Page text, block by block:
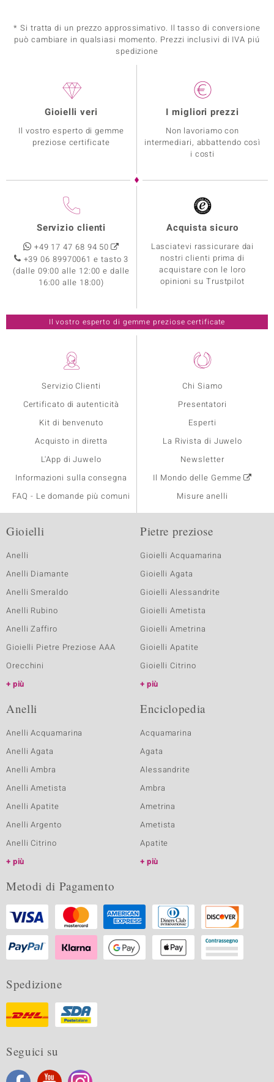
* Si tratta di un prezzo approssimativo. Il tasso di conversione
può cambiare in qualsiasi momento. Prezzi inclusivi di IVA piú
spedizione
Servizio Clienti
Certificato di autenticità
Kit di benvenuto
Acquisto in diretta
L'App di Juwelo
Informazioni sulla consegna
FAQ - Le domande più comuni
Chi Siamo
Presentatori
Esperti
La Rivista di Juwelo
Newsletter
Il Mondo delle Gemme
Misure anelli
Gioielli veri
Il vostro esperto di gemme
preziose certificate
I migliori prezzi
Non lavoriamo con
intermediari, abbattendo così
i costi
Servizio clienti
+49 17 47 68 94 50
+39 06 89970061 e tasto 3
(dalle 09:00 alle 12:00 e dalle
16:00 alle 18:00)
Acquista sicuro
Lasciatevi rassicurare dai
nostri clienti prima di
acquistare con le loro
opinioni su Trustpilot
Il vostro esperto di gemme preziose certificate
Gioielli
Anelli
Anelli Diamante
Anelli Smeraldo
Anelli Rubino
Anelli Zaffiro
Gioielli Pietre Preziose AAA
Orecchini
più
Pietre preziose
Gioielli Acquamarina
Gioielli Agata
Gioielli Alessandrite
Gioielli Ametista
Gioielli Ametrina
Gioielli Apatite
Gioielli Citrino
più
Anelli
Anelli Acquamarina
Anelli Agata
Anelli Ambra
Anelli Ametista
Anelli Apatite
Anelli Argento
Anelli Citrino
più
Enciclopedia
Acquamarina
Agata
Alessandrite
Ambra
Ametrina
Ametista
Apatite
più
Metodi di Pagamento
Spedizione
Seguici su